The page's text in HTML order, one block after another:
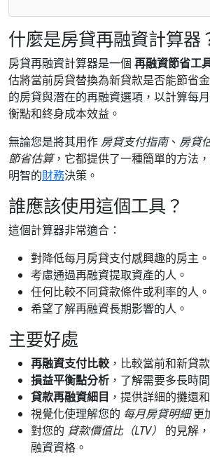
什麼是房貸再融資計算器
房貸再融資計算器是一個 再融資節省工
估將當前房貸替換為新貸款是否能節省
的房貸與潛在的再融資選項，以計算每
衡點和終身成本效益。
無論您是將其用作 房貸支付指南、 房貸
節省估算，它都提供了一種簡單的方法
明智的財務決策。
誰應該使用這個工具？
這個計算器非常適合：
對降低每月房貸支付感興趣的房主。
考慮通過再融資提取資產的人。
任何比較不同貸款條件或利率的人。
希望了解再融資長期影響的人。
主要好處
再融資支付比較 ，比較當前和新貸
損益平衡點分析 ，了解需要多長時
貸款再融資細目 ，提供詳細的攤還
視覺化使理解您的 每月房貸明細更
對您的 貸款價值比（LTV）
的見解
融資資格。